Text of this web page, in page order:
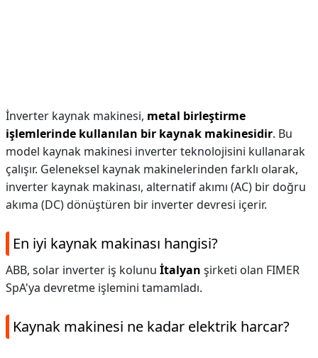
İnverter kaynak makinesi, metal birleştirme
işlemlerinde kullanılan bir kaynak makinesidir. Bu
model kaynak makinesi inverter teknolojisini kullanarak
çalışır. Geleneksel kaynak makinelerinden farklı olarak,
inverter kaynak makinası, alternatif akımı (AC) bir doğru
akıma (DC) dönüştüren bir inverter devresi içerir.
En iyi kaynak makinası hangisi?
ABB, solar inverter iş kolunu İtalyan şirketi olan FIMER
SpA'ya devretme işlemini tamamladı.
Kaynak makinesi ne kadar elektrik harcar?